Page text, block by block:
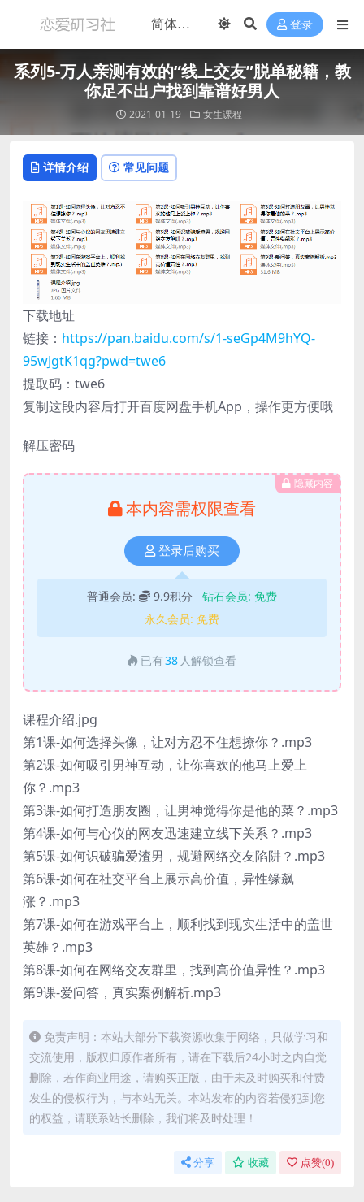
登录
系列5-万人亲测有效的“线上交友”脱单秘籍，教
你足不出户找到靠谱好男人
2021-01-19 女生课程
详情介绍 常见问题
下载地址
链接： https://pan.baidu.com/s/1-seGp4M9hYQ-
95wJgtK1qg?pwd=twe6
提取码：twe6
复制这段内容后打开百度网盘手机App，操作更方便哦
解压密码
隐藏内容
本内容需权限查看
登录后购买
普通会员: 9.9积分 钻石会员: 免费
永久会员: 免费
已有38 人解锁查看
课程介绍.jpg
第1课-如何选择头像，让对方忍不住想撩你？.mp3
第2课-如何吸引男神互动，让你喜欢的他马上爱上
你？.mp3
第3课-如何打造朋友圈，让男神觉得你是他的菜？.mp3
第4课-如何与心仪的网友迅速建立线下关系？.mp3
第5课-如何识破骗爱渣男，规避网络交友陷阱？.mp3
第6课-如何在社交平台上展示高价值，异性缘飙
涨？.mp3
第7课-如何在游戏平台上，顺利找到现实生活中的盖世
英雄？.mp3
第8课-如何在网络交友群里，找到高价值异性？.mp3
第9课-爱问答，真实案例解析.mp3
免责声明：本站大部分下载资源收集于网络，只做学习和
交流使用，版权归原作者所有，请在下载后24小时之内自觉
删除，若作商业用途，请购买正版，由于未及时购买和付费
发生的侵权行为，与本站无关。本站发布的内容若侵犯到您
的权益，请联系站长删除，我们将及时处理！
分享 收藏 点赞(0)